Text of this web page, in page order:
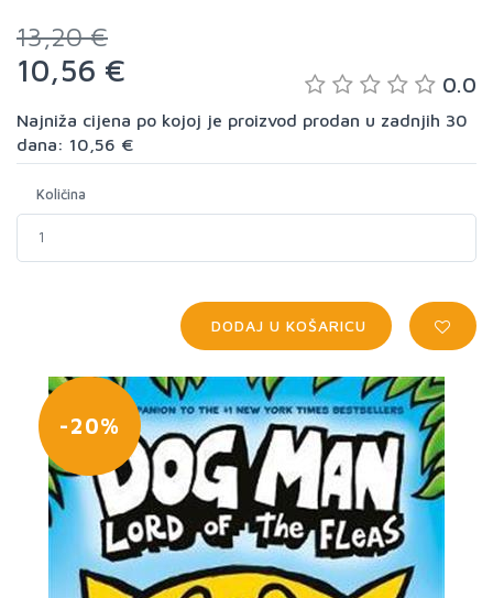
13,20 €
10,56 € 0.0
Najniža cijena po kojoj je proizvod prodan u zadnjih 30
dana: 10,56 €
Količina
DODAJ U KOŠARICU
-20%